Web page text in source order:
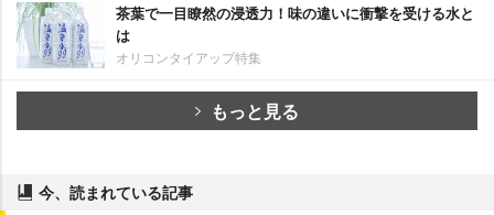
茶葉で一目瞭然の浸透力！味の違いに衝撃を受ける水と
は
オリコンタイアップ特集
もっと見る
今、読まれている記事